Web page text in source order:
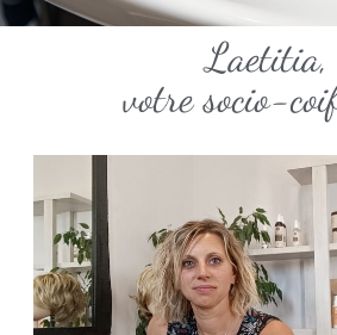
Laetitia,
votre socio-